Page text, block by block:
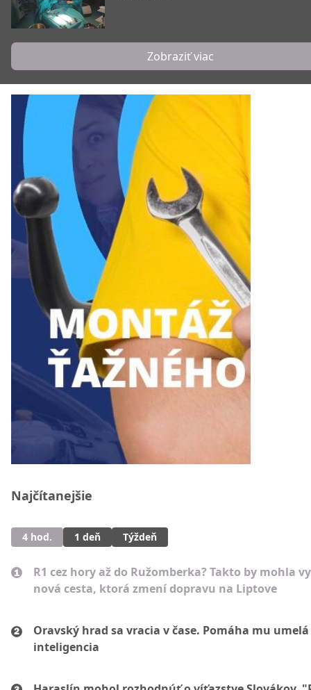
Zobraziť viac
Najčítanejšie
4 hod. 1 deň Týždeň
R1 cez hory až do Ružomberka? Takto by mohla
nová cesta, ktorá zmení dopravu na Liptove
Oravský hrad sa vracia v čase. Pomáha mu umelá
inteligencia